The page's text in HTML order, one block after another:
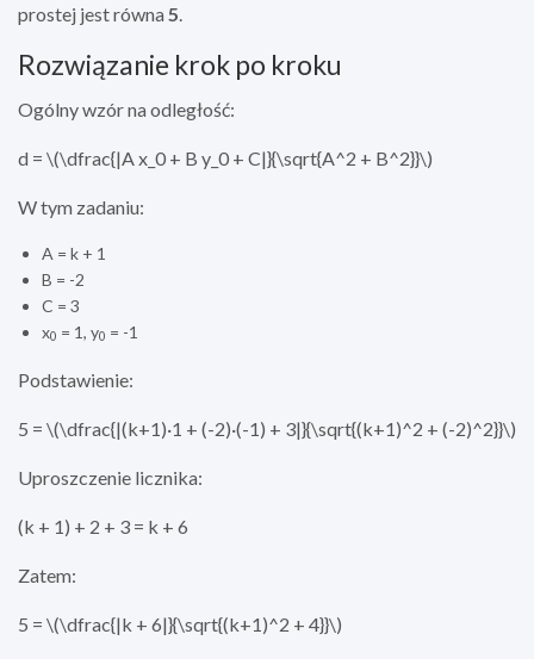
prostej jest równa 5
Rozwiązanie krok po kroku
Ogólny wzór na odległość:
d = \(\dfrac{|A x_0 + B y_0 + C|}{\sqrt{A^2 + B^2}}\)
W tym zadaniu:
A = k + 1
B = -2
C = 3
x0 = 1, y0 = -1
Podstawienie:
5 = \(\dfrac{|(k+1)·1 + (-2)·(-1) + 3|}{\sqrt{(k+1)^2 + (-2)^2}}\)
Uproszczenie licznika:
(k + 1) + 2 + 3 = k + 6
Zatem:
5 = \(\dfrac{|k + 6|}{\sqrt{(k+1)^2 + 4}}\)